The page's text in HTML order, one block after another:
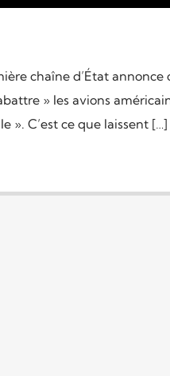
chaîne d’État
» les avions
». C’est ce que laissent […]